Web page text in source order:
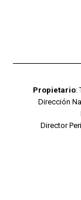
Propietario:
Dirección
Director